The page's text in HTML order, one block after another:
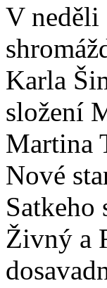
V neděli
Karla
složení
Martina
Nové
Živný a